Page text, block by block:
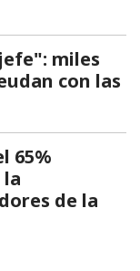
miles
con las
65%
de la